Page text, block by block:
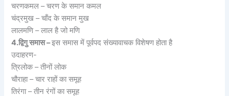
चरणकमल – चरण के समान कमल
चंद्रमुख – चाँद के समान मुख
लालमणि – लाल है जो मणि
4.द्विगु समास –इस समास में पूर्वपद संख्यावाचक विशेषण होता है
उदाहरण-
त्रिलोक – तीनों लोक
चौराहा – चार राहों का समूह
तिरंगा – तीन रंगों का समूह